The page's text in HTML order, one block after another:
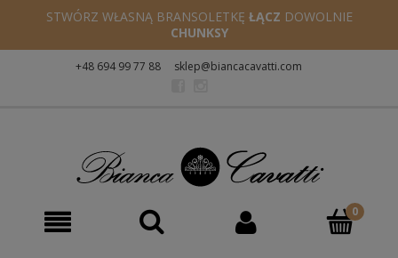
STWÓRZ WŁASNĄ BRANSOLETKĘ ŁĄCZ DOWOLNIE
CHUNKSY
+48 694 99 77 88 sklep@biancacavatti.com